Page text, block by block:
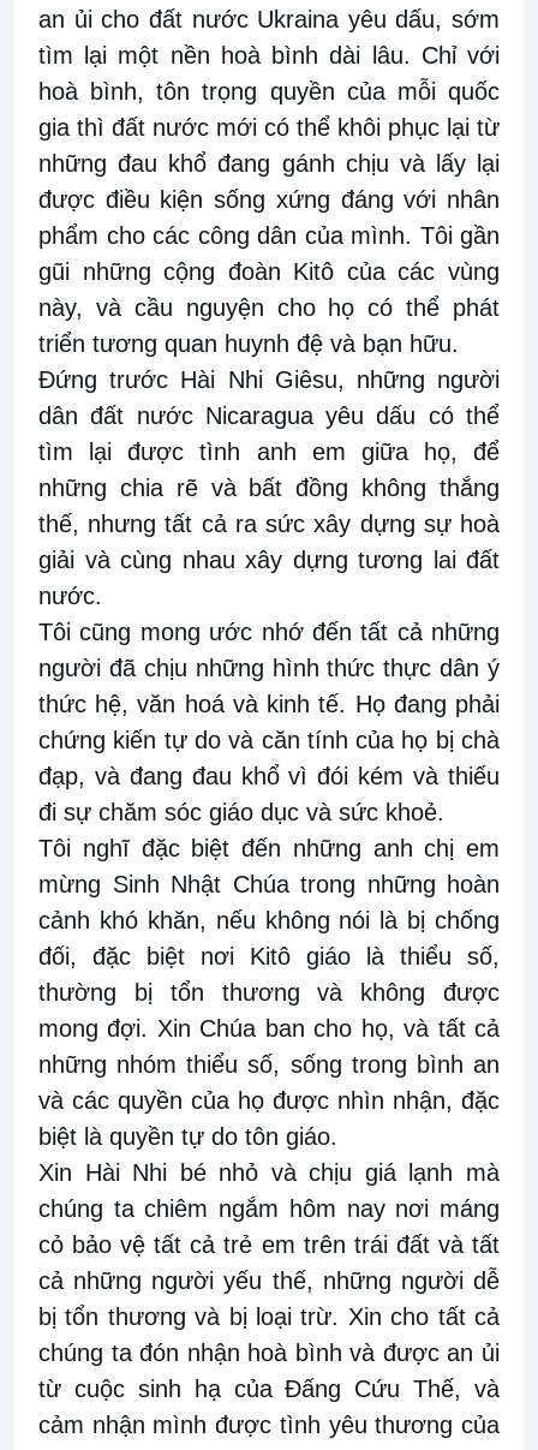
an ủi cho đất nước Ukraina yêu dấu, sớm
tìm lại một nền hoà bình dài lâu. Chỉ với
hoà bình, tôn trọng quyền của mỗi quốc
gia thì đất nước mới có thể khôi phục lại từ
những đau khổ đang gánh chịu và lấy lại
được điều kiện sống xứng đáng với nhân
phẩm cho các công dân của mình. Tôi gần
gũi những cộng đoàn Kitô của các vùng
này, và cầu nguyện cho họ có thể phát
triển tương quan huynh đệ và bạn hữu.
Đứng trước Hài Nhi Giêsu, những người
dân đất nước Nicaragua yêu dấu có thể
tìm lại được tình anh em giữa họ, để
những chia rẽ và bất đồng không thắng
thế, nhưng tất cả ra sức xây dựng sự hoà
giải và cùng nhau xây dựng tương lai đất
nước.
Tôi cũng mong ước nhớ đến tất cả những
người đã chịu những hình thức thực dân ý
thức hệ, văn hoá và kinh tế. Họ đang phải
chứng kiến tự do và căn tính của họ bị chà
đạp, và đang đau khổ vì đói kém và thiếu
đi sự chăm sóc giáo dục và sức khoẻ.
Tôi nghĩ đặc biệt đến những anh chị em
mừng Sinh Nhật Chúa trong những hoàn
cảnh khó khăn, nếu không nói là bị chống
đối, đặc biệt nơi Kitô giáo là thiểu số,
thường bị tổn thương và không được
mong đợi. Xin Chúa ban cho họ, và tất cả
những nhóm thiểu số, sống trong bình an
và các quyền của họ được nhìn nhận, đặc
biệt là quyền tự do tôn giáo.
Xin Hài Nhi bé nhỏ và chịu giá lạnh mà
chúng ta chiêm ngắm hôm nay nơi máng
cỏ bảo vệ tất cả trẻ em trên trái đất và tất
cả những người yếu thế, những người dễ
bị tổn thương và bị loại trừ. Xin cho tất cả
chúng ta đón nhận hoà bình và được an ủi
từ cuộc sinh hạ của Đấng Cứu Thế, và
cảm nhận mình được tình yêu thương của